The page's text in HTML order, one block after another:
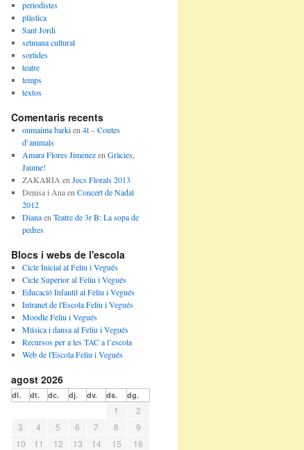
periodistes
plàstica
Sant Jordi
setmana cultural
sortides
teatre
temps
textos
Comentaris recents
oumaima barkien 4t – Contes
d’animals
Amara Flores Jimenezen Gràcies,
Jaume!
ZAKARIA en Jocs Florals 2013
Denisa i Anaen Concert de Nadal
2012
Dianaen Teatre de 3r B: La sopa de
pedres
Blocs i webs de l'escola
Cicle Inicial al Feliu i Vegués
Cicle Superior al Feliu i Vegués
Educació Infantil al Feliu i Vegués
Intranet de l'Escola Feliu i Vegués
Moodle Feliu i Vegués
Música i dansa al Feliu i Vegués
Recursos per a les TAC a l’escola
Web de l'Escola Feliu i Vegués
agost 2026
dl. dt. dc. dj. dv. ds. dg.
1
2
3
4 5 6 7 8
9
10
11 12 13 14 15
16